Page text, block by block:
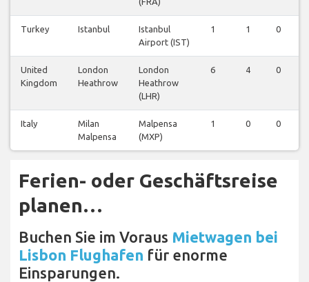
Turkey Istanbul
Istanbul
Airport (IST)
1 1 0
United
Kingdom
London
Heathrow
London
Heathrow
(LHR)
6 4 0
Italy
Milan
Malpensa
Malpensa
(MXP)
1 0 0
Ferien- oder Geschäftsreise
planen…
Buchen Sie im Voraus Mietwagen bei
Lisbon Flughafen für enorme
Einsparungen.